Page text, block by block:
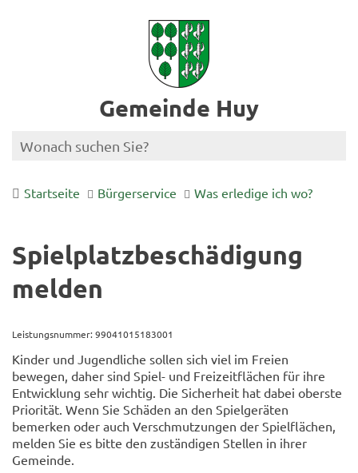
Gemeinde Huy
Startseite Bürgerservice Was erledige ich wo?
Spielplatzbeschädigung
melden
Leistungsnummer: 99041015183001
Kinder und Jugendliche sollen sich viel im Freien
bewegen, daher sind Spiel- und Freizeitflächen für ihre
Entwicklung sehr wichtig. Die Sicherheit hat dabei oberste
Priorität. Wenn Sie Schäden an den Spielgeräten
bemerken oder auch Verschmutzungen der Spielflächen,
melden Sie es bitte den zuständigen Stellen in ihrer
Gemeinde.